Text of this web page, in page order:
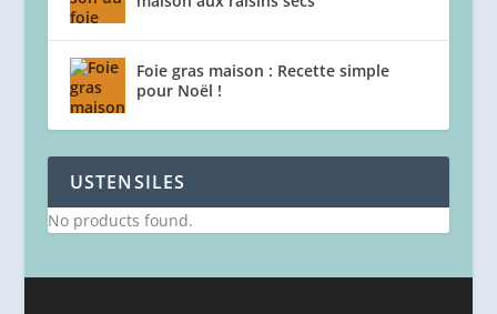
Foie gras maison : Recette simple
pour Noël !
USTENSILES
No products found.